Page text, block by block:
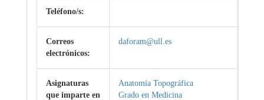
Teléfono/s:
Correos
electrónicos:
daforam@ull.es
Asignaturas
que imparte en
Anatomía Topográfica
Grado en Medicina